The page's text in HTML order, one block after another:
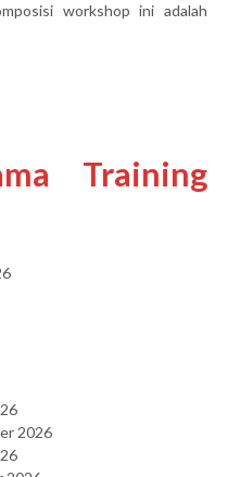
workshop ini adalah
Training
2026